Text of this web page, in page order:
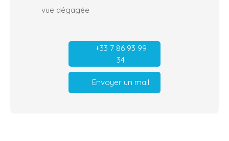
vue dégagée
+33 7 86 93 99
34
Envoyer un mail